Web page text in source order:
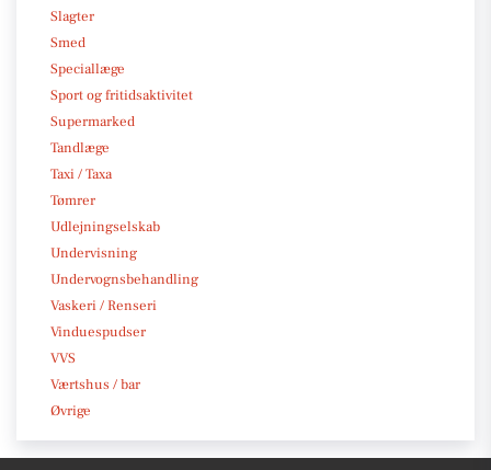
Slagter
Smed
Speciallæge
Sport og fritidsaktivitet
Supermarked
Tandlæge
Taxi / Taxa
Tømrer
Udlejningselskab
Undervisning
Undervognsbehandling
Vaskeri / Renseri
Vinduespudser
VVS
Værtshus / bar
Øvrige